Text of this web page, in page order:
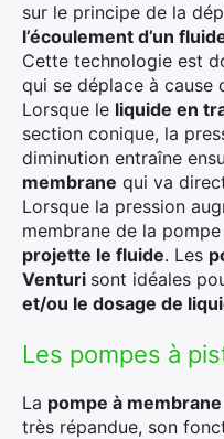
sur le principe de la
l’écoulement d’un
Cette technologie est
qui se déplace à cause
Lorsque le liquide en
section conique, la
diminution entraîne
membrane qui va
Lorsque la pression
membrane de la
projette le fluide. Les
Venturi sont idéales
et/ou le dosage de
Les pompes à
La pompe à
très répandue, son
Rechercher
: